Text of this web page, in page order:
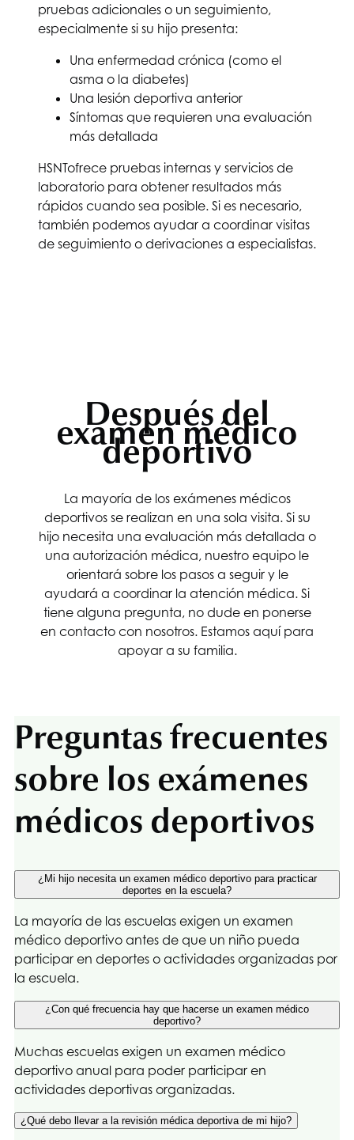
pruebas adicionales o un seguimiento,
especialmente si su hijo presenta:
Una enfermedad crónica (como el
asma o la diabetes)
Una lesión deportiva anterior
Síntomas que requieren una evaluación
más detallada
HSNTofrece pruebas internas y servicios de
laboratorio para obtener resultados más
rápidos cuando sea posible. Si es necesario,
también podemos ayudar a coordinar visitas
de seguimiento o derivaciones a especialistas.
Después del
examen médico
deportivo
La mayoría de los exámenes médicos
deportivos se realizan en una sola visita. Si su
hijo necesita una evaluación más detallada o
una autorización médica, nuestro equipo le
orientará sobre los pasos a seguir y le
ayudará a coordinar la atención médica. Si
tiene alguna pregunta, no dude en ponerse
en contacto con nosotros. Estamos aquí para
apoyar a su familia.
Preguntas frecuentes
sobre los exámenes
médicos deportivos
¿Mi hijo necesita un examen médico deportivo para practicar
deportes en la escuela?
La mayoría de las escuelas exigen un examen
médico deportivo antes de que un niño pueda
participar en deportes o actividades organizadas por
la escuela.
¿Con qué frecuencia hay que hacerse un examen médico
deportivo?
Muchas escuelas exigen un examen médico
deportivo anual para poder participar en
actividades deportivas organizadas.
¿Qué debo llevar a la revisión médica deportiva de mi hijo?